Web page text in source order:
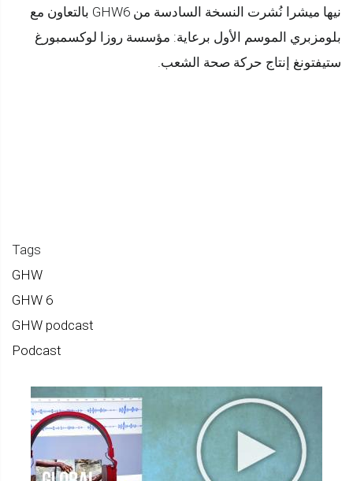
نيها ميشرا نُشرت النسخة السادسة من GHW6 بالتعاون مع
بلومزبري الموسم الأول برعاية: مؤسسة روزا لوكسمبورغ
ستيفتونغ إنتاج حركة صحة الشعب.
Tags
GHW
GHW 6
GHW podcast
Podcast